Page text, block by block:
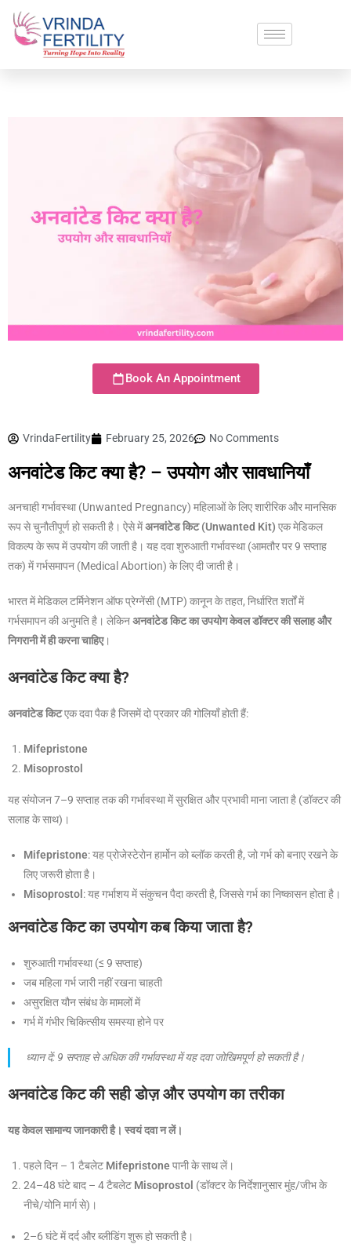
Book An Appointment
VrindaFertility February 25, 2026 No Comments
अनवांटेड किट क्या है? – उपयोग और सावधानियाँ
अनचाही गर्भावस्था (Unwanted Pregnancy) महिलाओं के लिए शारीरिक और मानसिक
रूप से चुनौतीपूर्ण हो सकती है। ऐसे मेंअनवांटेड किट (Unwanted Kit) एक मेडिकल
विकल्प के रूप में उपयोग की जाती है। यह दवा शुरुआती गर्भावस्था (आमतौर पर 9 सप्ताह
तक) में गर्भसमापन (Medical Abortion) के लिए दी जाती है।
भारत में मेडिकल टर्मिनेशन ऑफ प्रेग्नेंसी (MTP) कानून के तहत, निर्धारित शर्तों में
गर्भसमापन की अनुमति है। लेकिनअनवांटेड किट का उपयोग केवल डॉक्टर की सलाह और
निगरानी में ही करना चाहिए।
अनवांटेड किट क्या है?
अनवांटेड किटएक दवा पैक है जिसमें दो प्रकार की गोलियाँ होती हैं:
Mifepristone
Misoprostol
यह संयोजन 7–9 सप्ताह तक की गर्भावस्था में सुरक्षित और प्रभावी माना जाता है (डॉक्टर की
सलाह के साथ)।
Mifepristone: यह प्रोजेस्टेरोन हार्मोन को ब्लॉक करती है, जो गर्भ को बनाए रखने के
लिए जरूरी होता है।
Misoprostol : यह गर्भाशय में संकुचन पैदा करती है, जिससे गर्भ का निष्कासन होता है।
अनवांटेड किट का उपयोग कब किया जाता है?
शुरुआती गर्भावस्था (≤ 9 सप्ताह)
जब महिला गर्भ जारी नहीं रखना चाहती
असुरक्षित यौन संबंध के मामलों में
गर्भ में गंभीर चिकित्सीय समस्या होने पर
ध्यान दें: 9 सप्ताह से अधिक की गर्भावस्था में यह दवा जोखिमपूर्ण हो सकती है।
अनवांटेड किट की सही डोज़ और उपयोग का तरीका
यह केवल सामान्य जानकारी है। स्वयं दवा न लें।
पहले दिन – 1 टैबलेट Mifepristone पानी के साथ लें।
24–48 घंटे बाद – 4 टैबलेट Misoprostol (डॉक्टर के निर्देशानुसार मुंह/जीभ के
नीचे/योनि मार्ग से)।
2–6 घंटे में दर्द और ब्लीडिंग शुरू हो सकती है।